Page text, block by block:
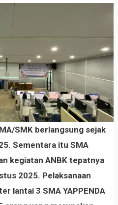
SMK berlangsung sejak
Sementara itu SMA
kegiatan ANBK tepatnya
2025. Pelaksanaan
lantai 3 SMA YAPPENDA